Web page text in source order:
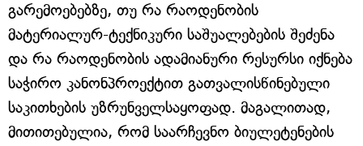
გარემოებებზე, თუ რა რაოდენობის
მატერიალურ-ტექნიკური საშუალებების შეძენა
და რა რაოდენობის ადამიანური რესურსი იქნება
საჭირო კანონპროექტით გათვალისწინებული
საკითხების უზრუნველსაყოფად. მაგალითად,
მითითებულია, რომ საარჩევნო ბიულეტენების